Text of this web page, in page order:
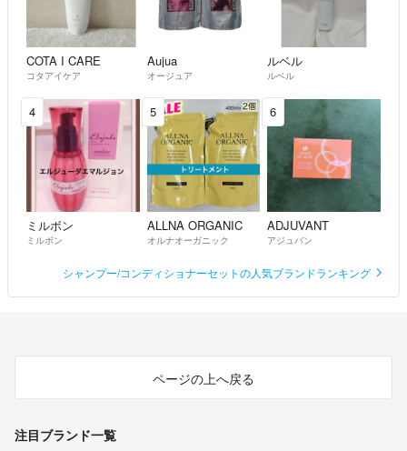
COTA I CARE
コタアイケア
Aujua
オージュア
ルベル
ルベル
4
ミルボン
ミルボン
5
ALLNA ORGANIC
オルナオーガニック
6
ADJUVANT
アジュバン
シャンプー/コンディショナーセットの人気ブランドランキング
ページの上へ戻る
注目ブランド一覧